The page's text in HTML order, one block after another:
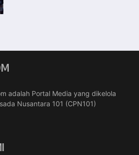
adalah Portal Media yang dikelola
Nusantara 101 (CPN101)